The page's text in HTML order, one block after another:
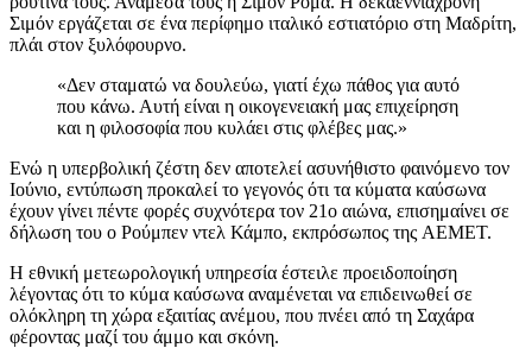
Σιμόν εργάζεται σε ένα περίφημο ιταλικό εστιατόριο στη Μαδρίτη,
πλάι στον ξυλόφουρνο.
«Δεν σταματώ να δουλεύω, γιατί έχω πάθος για αυτό
που κάνω. Αυτή είναι η οικογενειακή μας επιχείρηση
και η φιλοσοφία που κυλάει στις φλέβες μας.»
Ενώ η υπερβολική ζέστη δεν αποτελεί ασυνήθιστο φαινόμενο τον
Ιούνιο, εντύπωση προκαλεί το γεγονός ότι τα κύματα καύσωνα
έχουν γίνει πέντε φορές συχνότερα τον 21ο αιώνα, επισημαίνει σε
δήλωση του ο Ρούμπεν ντελ Κάμπο, εκπρόσωπος της AEMET.
Η εθνική μετεωρολογική υπηρεσία έστειλε προειδοποίηση
λέγοντας ότι το κύμα καύσωνα αναμένεται να επιδεινωθεί σε
ολόκληρη τη χώρα εξαιτίας ανέμου, που πνέει από τη Σαχάρα
φέροντας μαζί του άμμο και σκόνη.